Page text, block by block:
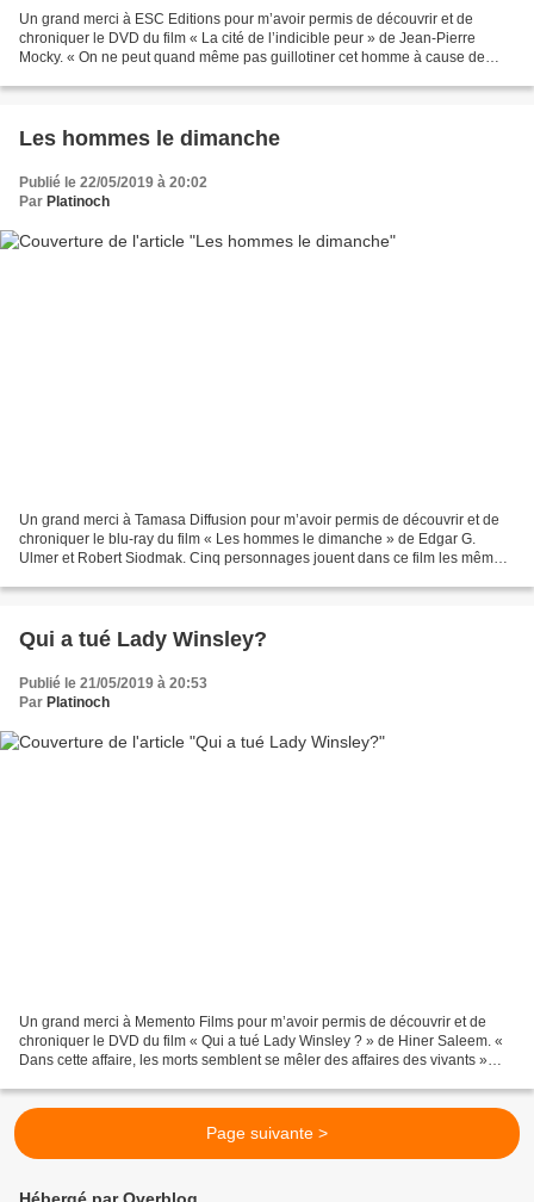
Un grand merci à ESC Editions pour m’avoir permis de découvrir et de
chroniquer le DVD du film « La cité de l’indicible peur » de Jean-Pierre
Mocky. « On ne peut quand même pas guillotiner cet homme à cause de
Les hommes le dimanche
Publié le 22/05/2019 à 20:02
Par Platinoch
Un grand merci à Tamasa Diffusion pour m’avoir permis de découvrir et de
chroniquer le blu-ray du film « Les hommes le dimanche » de Edgar G.
Ulmer et Robert Siodmak. Cinq personnages jouent dans ce film les mêmes
Qui a tué Lady Winsley?
Publié le 21/05/2019 à 20:53
Par Platinoch
Un grand merci à Memento Films pour m’avoir permis de découvrir et de
chroniquer le DVD du film « Qui a tué Lady Winsley ? » de Hiner Saleem. «
Dans cette affaire, les morts semblent se mêler des affaires des vivants »
Page suivante >